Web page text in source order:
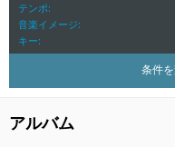
テンポ
音楽イメージ
キー
条件
アルバム